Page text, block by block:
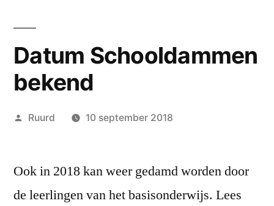
Datum Schooldammen
bekend
Geplaatst
Ruurd 10 september 2018
Ook in 2018 kan weer gedamd worden door
de leerlingen van het basisonderwijs. Lees